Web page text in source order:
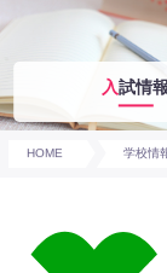
入試情報
HOME 学校情